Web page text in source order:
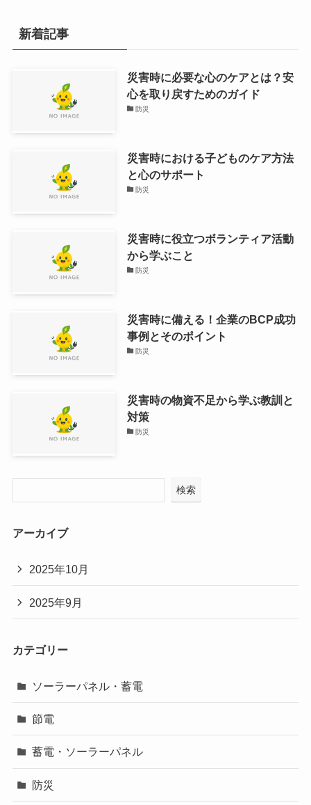
新着記事
災害時に必要な心のケアとは？安
心を取り戻すためのガイド
防災
災害時における子どものケア方法
と心のサポート
防災
災害時に役立つボランティア活動
から学ぶこと
防災
災害時に備える！企業のBCP成功
事例とそのポイント
防災
災害時の物資不足から学ぶ教訓と
対策
防災
検索
アーカイブ
2025年10月
2025年9月
カテゴリー
ソーラーパネル・蓄電
節電
蓄電・ソーラーパネル
防災